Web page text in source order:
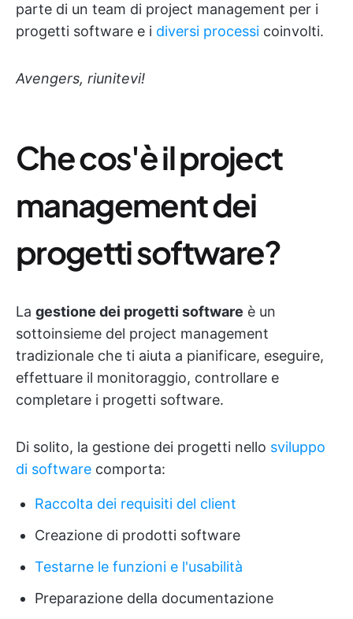
parte di un team di project management per i
progetti software e i diversi processi coinvolti.
Avengers, riunitevi!
Che cos'è il project
management dei
progetti software?
La gestione dei progetti software è un
sottoinsieme del project management
tradizionale che ti aiuta a pianificare, eseguire,
effettuare il monitoraggio, controllare e
completare i progetti software.
Di solito, la gestione dei progetti nello sviluppo
di software comporta:
Raccolta dei requisiti del client
Creazione di prodotti software
Testarne le funzioni e l'usabilità
Preparazione della documentazione